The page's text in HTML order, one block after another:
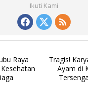
Ikuti Kami
Raya
Tragis!
Ayam di